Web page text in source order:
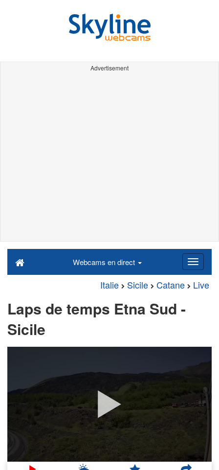
Advertisement
Webcams en direct
Italie Sicile Catane Live
Laps de temps Etna Sud -
Sicile